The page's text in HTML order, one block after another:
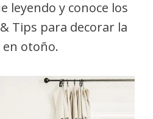
leyendo y conoce los
Tips para decorar la
en otoño.